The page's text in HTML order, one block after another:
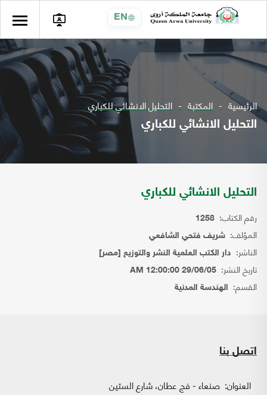
EN
الرئيسية المكتبة التحليل الانشائي للكباري
التحليل الانشائي للكباري
التحليل الانشائي للكباري
رقم الكتاب: 1258
المؤلف: شريف فتحي الشافعي
الناشر: دار الكتب العلمية النشر والتوزيع [مصر]
تاريخ النشر: 29/06/05 12:00:00 AM
القسم: الهندسة المدنية
اتصل بنا
العنوان: صنعاء - فج عطان، شارع الستين